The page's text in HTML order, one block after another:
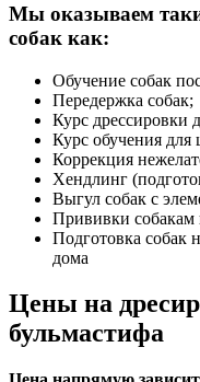
Мы оказываем
собак как:
Обучение собак
Передержка собак;
Курс дрессировки
Курс обучения для
Коррекция
Хендлинг
Выгул собак с
Прививки собакам
Подготовка собак
дома
Цены на
бульмастифа